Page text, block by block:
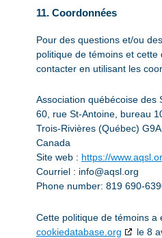
11. Coordonnées
Pour des questions et/ou
politique de témoins et
contacter en utilisant les
Association québécoise des
60, rue St-Antoine, bureau
Trois-Rivières (Québec)
Canada
Site web : https://
Courriel : info@aqsl.org
Phone number: 819 690-
Cette politique de témoins a
cookiedatabase.org
le 8